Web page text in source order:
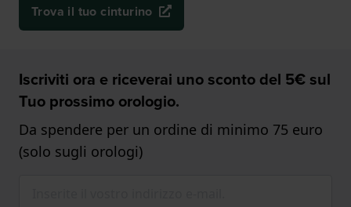
Trova il tuo cinturino
Iscriviti ora e riceverai uno sconto del 5€ sul
Tuo prossimo orologio.
Da spendere per un ordine di minimo 75 euro
(solo sugli orologi)